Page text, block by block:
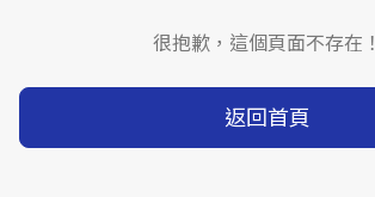
很抱歉，這個頁面不存在！
返回首頁